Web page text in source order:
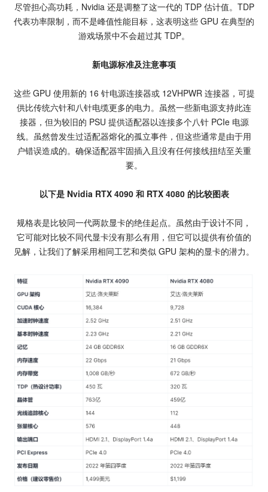
尽管担心高功耗，Nvidia 还是调整了这一代的 TDP 估计值。TDP
代表功率限制，而不是峰值性能目标，这表明这些 GPU 在典型的
游戏场景中不会超过其 TDP。
新电源标准及注意事项
这些 GPU 使用新的 16 针电源连接器或 12VHPWR 连接器，可提
供比传统六针和八针电缆更多的电力。虽然一些新电源支持此连
接器，但为较旧的 PSU 提供适配器以连接多个八针 PCIe 电源
线。虽然曾发生过适配器熔化的孤立事件，但这些通常是由于用
户错误造成的。确保适配器牢固插入且没有任何接线扭结至关重
要。
以下是 Nvidia RTX 4090 和 RTX 4080 的比较图表
规格表是比较同一代两款显卡的绝佳起点。虽然由于设计不同，
它可能对比较不同代显卡没有那么有用，但它可以提供有价值的
见解，让我们了解采用相同工艺和类似 GPU 架构的显卡的潜力。